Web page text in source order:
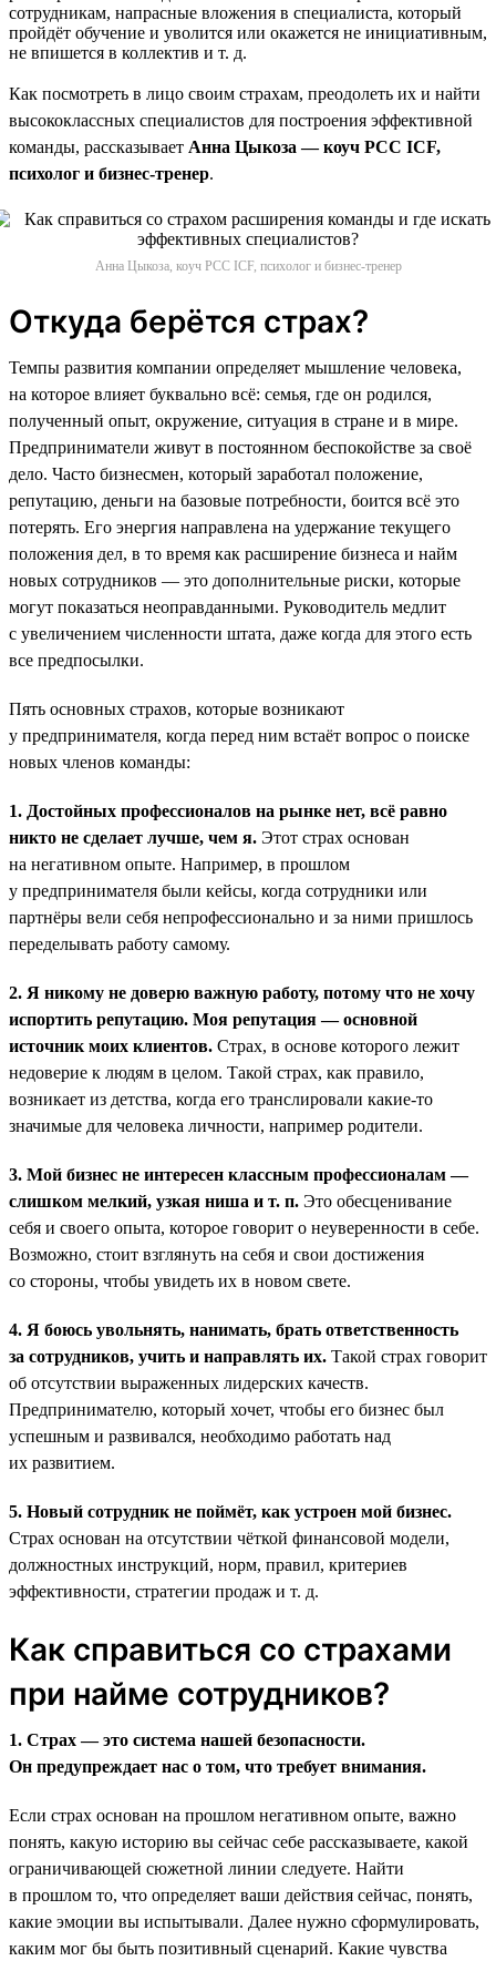
сотрудникам, напрасные вложения в специалиста, который
пройдёт обучение и уволится или окажется не инициативным,
не впишется в коллектив и т. д.
Как посмотреть в лицо своим страхам, преодолеть их и найти
высококлассных специалистов для построения эффективной
команды, рассказывает Анна Цыкоза — коуч PCC ICF,
психолог и бизнес-тренер.
Анна Цыкоза, коуч PCC ICF, психолог и бизнес-тренер
Откуда берётся страх?
Темпы развития компании определяет мышление человека,
на которое влияет буквально всё: семья, где он родился,
полученный опыт, окружение, ситуация в стране и в мире.
Предприниматели живут в постоянном беспокойстве за своё
дело. Часто бизнесмен, который заработал положение,
репутацию, деньги на базовые потребности, боится всё это
потерять. Его энергия направлена на удержание текущего
положения дел, в то время как расширение бизнеса и найм
новых сотрудников — это дополнительные риски, которые
могут показаться неоправданными. Руководитель медлит
с увеличением численности штата, даже когда для этого есть
все предпосылки.
Пять основных страхов, которые возникают
у предпринимателя, когда перед ним встаёт вопрос о поиске
новых членов команды:
1. Достойных профессионалов на рынке нет, всё равно
никто не сделает лучше, чем я. Этот страх основан
на негативном опыте. Например, в прошлом
у предпринимателя были кейсы, когда сотрудники или
партнёры вели себя непрофессионально и за ними пришлось
переделывать работу самому.
2. Я никому не доверю важную работу, потому что не хочу
испортить репутацию. Моя репутация — основной
источник моих клиентов. Страх, в основе которого лежит
недоверие к людям в целом. Такой страх, как правило,
возникает из детства, когда его транслировали какие-то
значимые для человека личности, например родители.
3. Мой бизнес не интересен классным профессионалам —
слишком мелкий, узкая ниша и т. п. Это обесценивание
себя и своего опыта, которое говорит о неуверенности в себе.
Возможно, стоит взглянуть на себя и свои достижения
со стороны, чтобы увидеть их в новом свете.
4. Я боюсь увольнять, нанимать, брать ответственность
за сотрудников, учить и направлять их. Такой страх говорит
об отсутствии выраженных лидерских качеств.
Предпринимателю, который хочет, чтобы его бизнес был
успешным и развивался, необходимо работать над
их развитием.
5. Новый сотрудник не поймёт, как устроен мой бизнес.
Страх основан на отсутствии чёткой финансовой модели,
должностных инструкций, норм, правил, критериев
эффективности, стратегии продаж и т. д.
Как справиться со страхами
при найме сотрудников?
1. Страх — это система нашей безопасности.
Он предупреждает нас о том, что требует внимания.
Если страх основан на прошлом негативном опыте, важно
понять, какую историю вы сейчас себе рассказываете, какой
ограничивающей сюжетной линии следуете. Найти
в прошлом то, что определяет ваши действия сейчас, понять,
какие эмоции вы испытывали. Далее нужно сформулировать,
каким мог бы быть позитивный сценарий. Какие чувства